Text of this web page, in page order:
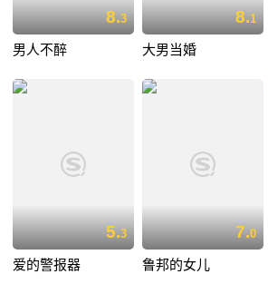
8.3
男人不醉
8.1
大男当婚
5.3
爱的警报器
7.0
鲁邦的女儿